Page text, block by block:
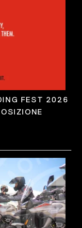
FEST 2026